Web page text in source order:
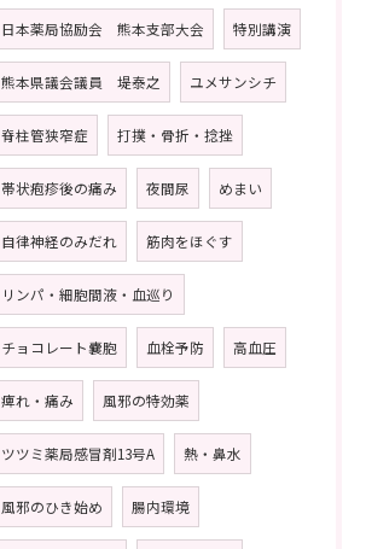
日本薬局協励会 熊本支部大会 特別講演
熊本県議会議員 堤泰之 ユメサンシチ
脊柱管狭窄症 打撲・骨折・捻挫
帯状疱疹後の痛み 夜間尿 めまい
自律神経のみだれ 筋肉をほぐす
リンパ・細胞間液・血巡り
チョコレート嚢胞 血栓予防 高血圧
痺れ・痛み 風邪の特効薬
ツツミ薬局感冒剤13号A 熱・鼻水
風邪のひき始め 腸内環境